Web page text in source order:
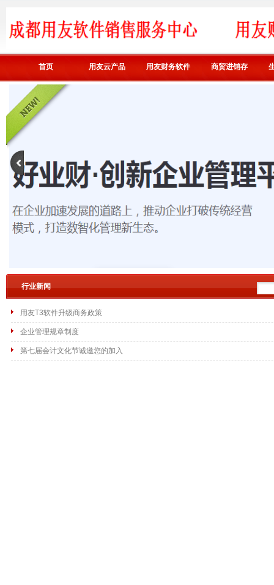
首页 用友云产品 用友财务软件 商贸进销存
行业新闻
用友T3软件升级商务政策
企业管理规章制度
第七届会计文化节诚邀您的加入